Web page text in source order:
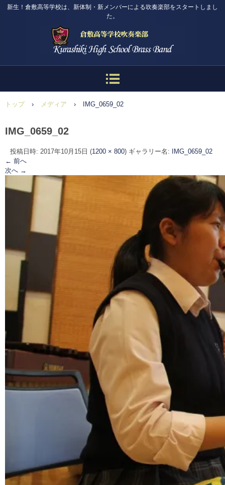
新生！倉敷高等学校は、新体制・新メンバーによる吹奏楽部をスタートしまし
た。
トップ › メディア › IMG_0659_02
IMG_0659_02
投稿日時: 2017年10月15日 (1200 × 800) ギャラリー名:
IMG_0659_02
← 前へ
次へ →